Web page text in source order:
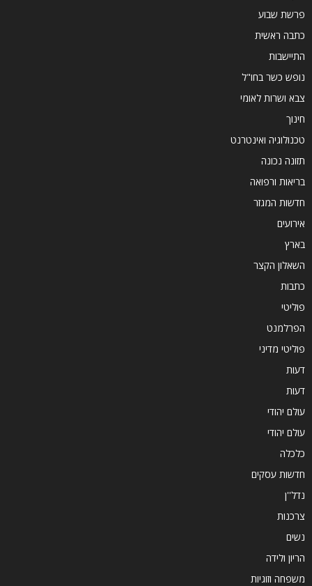
פרשת שבוע
כתבה ראשית
התיישבות
נופש כשר בחו"ל
צבא ושרות לאומי
חינוך
טכנולוגיה ואינטרנט
תזונה נכונה
בריאות ורפואה
חדשות המגזר
אירועים
בארץ
השאלון הקצר
כתבות
פוליטי
הפרלמנט
פוליטי מדיני
דעות
דעות
עולם יהודי
עולם יהודי
כלכלה
חדשות עסקים
נדל''ן
צרכנות
נשים
הריון ולידה
משפחה וזוגיות